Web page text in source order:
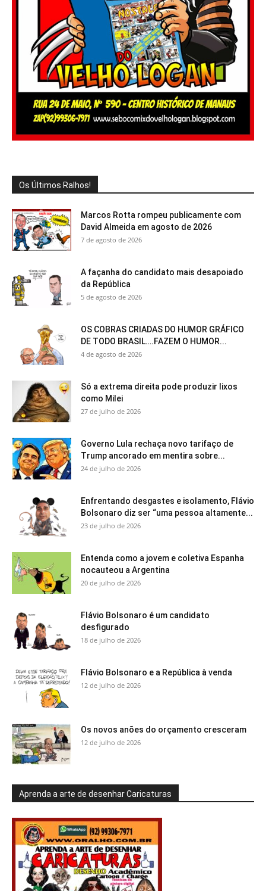
Os Últimos Ralhos!
Marcos Rotta rompeu publicamente com
David Almeida em agosto de 2026
7 de agosto de 2026
A façanha do candidato mais desapoiado
da República
5 de agosto de 2026
OS COBRAS CRIADAS DO HUMOR GRÁFICO
DE TODO BRASIL….FAZEM O HUMOR...
4 de agosto de 2026
Só a extrema direita pode produzir lixos
como Milei
27 de julho de 2026
Governo Lula rechaça novo tarifaço de
Trump ancorado em mentira sobre...
24 de julho de 2026
Enfrentando desgastes e isolamento, Flávio
Bolsonaro diz ser “uma pessoa altamente...
23 de julho de 2026
Entenda como a jovem e coletiva Espanha
nocauteou a Argentina
20 de julho de 2026
Flávio Bolsonaro é um candidato
desfigurado
18 de julho de 2026
Flávio Bolsonaro e a República à venda
12 de julho de 2026
Os novos anões do orçamento cresceram
12 de julho de 2026
Aprenda a arte de desenhar Caricaturas